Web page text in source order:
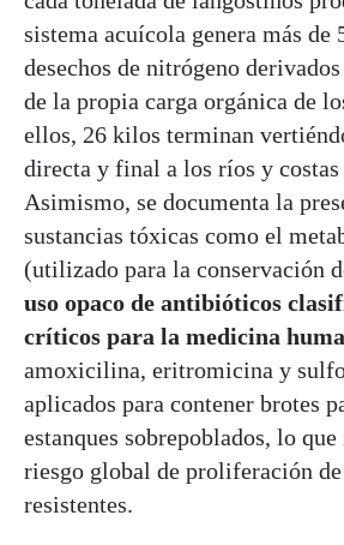
sistema acuícola genera más de
desechos de nitrógeno
de la propia carga orgánica de
ellos, 26 kilos terminan
directa y final a los ríos y costas
Asimismo, se documenta la
sustancias tóxicas como el
(utilizado para la conservación
uso opaco de antibióticos
críticos para la medicina
amoxicilina, eritromicina y
aplicados para contener brotes
estanques sobrepoblados, lo
riesgo global de proliferación
resistentes.